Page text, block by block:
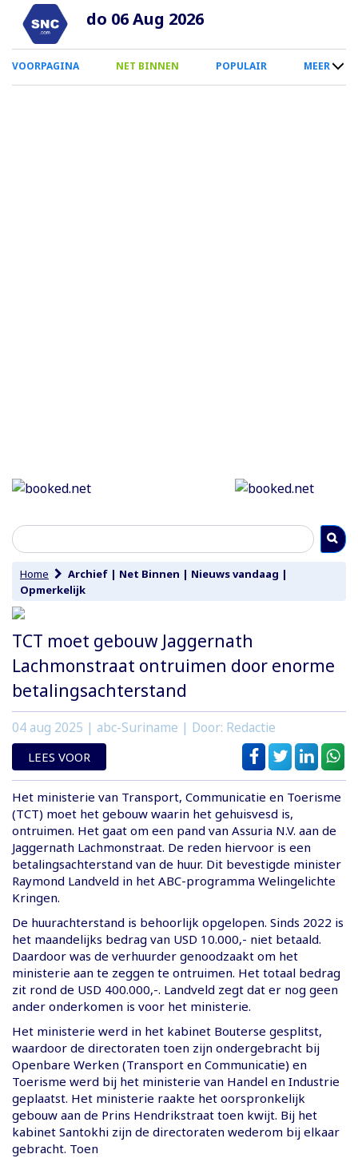
Overslaan
naar
inhoud
do 06 Aug 2026
0
Smartphone
VOORPAGINA NET BINNEN POPULAIR MEER
Home Archief | Net Binnen | Nieuws vandaag |
Opmerkelijk
TCT moet gebouw Jaggernath
Lachmonstraat ontruimen door enorme
betalingsachterstand
04 aug 2025 | abc-Suriname | Door: Redactie
LEES VOOR
Het ministerie van Transport, Communicatie en Toerisme
(TCT) moet het gebouw waarin het gehuisvesd is,
ontruimen. Het gaat om een pand van Assuria N.V. aan de
Jaggernath Lachmonstraat. De reden hiervoor is een
betalingsachterstand van de huur. Dit bevestigde minister
Raymond Landveld in het ABC-programma Welingelichte
Kringen.
De huurachterstand is behoorlijk opgelopen. Sinds 2022 is
het maandelijks bedrag van USD 10.000,- niet betaald.
Daardoor was de verhuurder genoodzaakt om het
ministerie aan te zeggen te ontruimen. Het totaal bedrag
zit rond de USD 400.000,-. Landveld zegt dat er nog geen
ander onderkomen is voor het ministerie.
Het ministerie werd in het kabinet Bouterse gesplitst,
waardoor de directoraten toen zijn ondergebracht bij
Openbare Werken (Transport en Communicatie) en
Toerisme werd bij het ministerie van Handel en Industrie
geplaatst. Het ministerie raakte het oorspronkelijk
gebouw aan de Prins Hendrikstraat toen kwijt. Bij het
kabinet Santokhi zijn de directoraten wederom bij elkaar
gebracht. Toen